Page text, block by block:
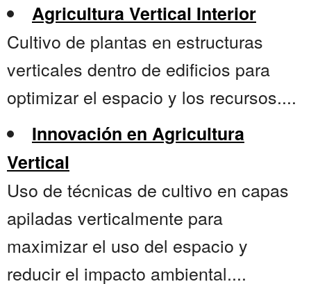
Agricultura Vertical Interior
Cultivo de plantas en estructuras
verticales dentro de edificios para
optimizar el espacio y los recursos....
Innovación en Agricultura
Vertical
Uso de técnicas de cultivo en capas
apiladas verticalmente para
maximizar el uso del espacio y
reducir el impacto ambiental....